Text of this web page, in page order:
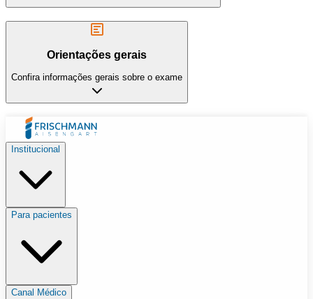
Orientações gerais
Confira informações gerais sobre o exame
Institucional
Para pacientes
Canal Médico